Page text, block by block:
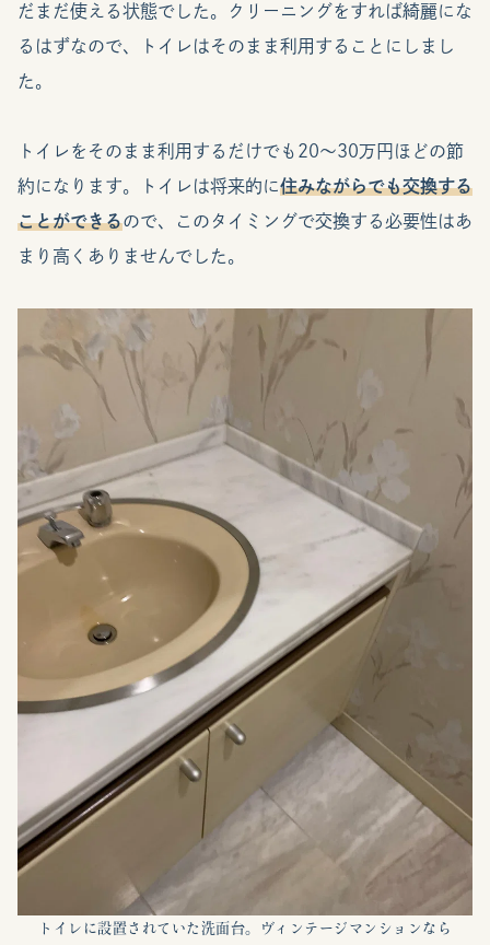
だまだ使える状態でした。クリーニングをすれば綺麗にな
るはずなので、トイレはそのまま利用することにしまし
た。
トイレをそのまま利用するだけでも20〜30万円ほどの節
約になります。トイレは将来的に住みながらでも交換する
ことができるので、このタイミングで交換する必要性はあ
まり高くありませんでした。
トイレに設置されていた洗面台。ヴィンテージマンションなら